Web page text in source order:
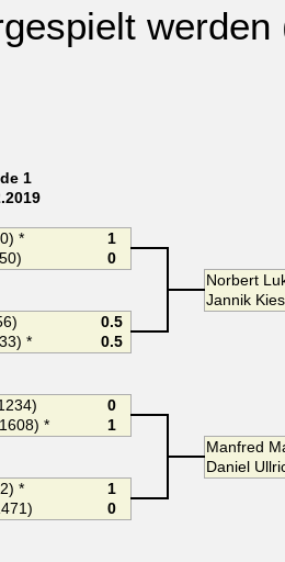
1
*
1
0
Norbert
Jannik
0.5
*
0.5
0
*
1
Manfred
Daniel
*
1
0